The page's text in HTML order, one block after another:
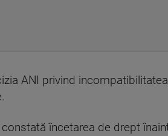
ANI privind
încetarea de drept